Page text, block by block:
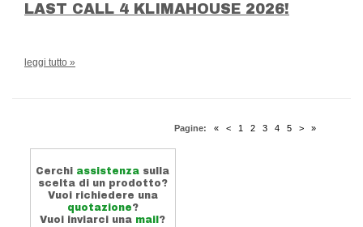
LAST CALL 4 KLIMAHOUSE 2026!
leggi tutto »
Pagine: « < 1 2 3 4 5 > »
Cerchi assistenza sulla
scelta di un prodotto?
Vuoi richiedere una
quotazione?
Vuoi inviarci una mail ?